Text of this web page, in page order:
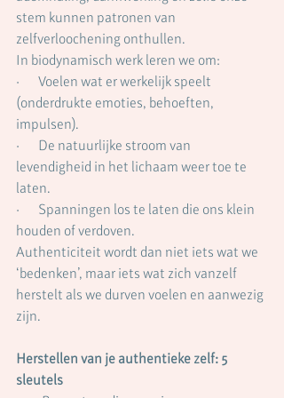
stem kunnen patronen van
zelfverloochening onthullen.
In biodynamisch werk leren we om:
·       Voelen wat er werkelijk speelt
(onderdrukte emoties, behoeften,
impulsen).
·       De natuurlijke stroom van
levendigheid in het lichaam weer toe te
laten.
·       Spanningen los te laten die ons klein
houden of verdoven.
Authenticiteit wordt dan niet iets wat we
‘bedenken’, maar iets wat zich vanzelf
herstelt als we durven voelen en aanwezig
zijn.
Herstellen van je authentieke zelf: 5
sleutels